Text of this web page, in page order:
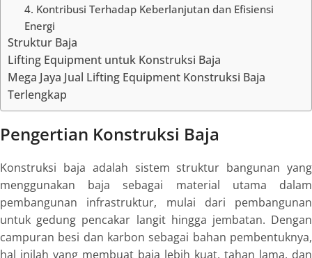
4. Kontribusi Terhadap Keberlanjutan dan Efisiensi
Energi
Struktur Baja
Lifting Equipment untuk Konstruksi Baja
Mega Jaya Jual Lifting Equipment Konstruksi Baja
Terlengkap
Pengertian Konstruksi Baja
Konstruksi baja adalah sistem struktur bangunan yang
menggunakan baja sebagai material utama dalam
pembangunan infrastruktur, mulai dari pembangunan
untuk gedung pencakar langit hingga jembatan. Dengan
campuran besi dan karbon sebagai bahan pembentuknya,
hal inilah yang membuat baja lebih kuat, tahan lama, dan